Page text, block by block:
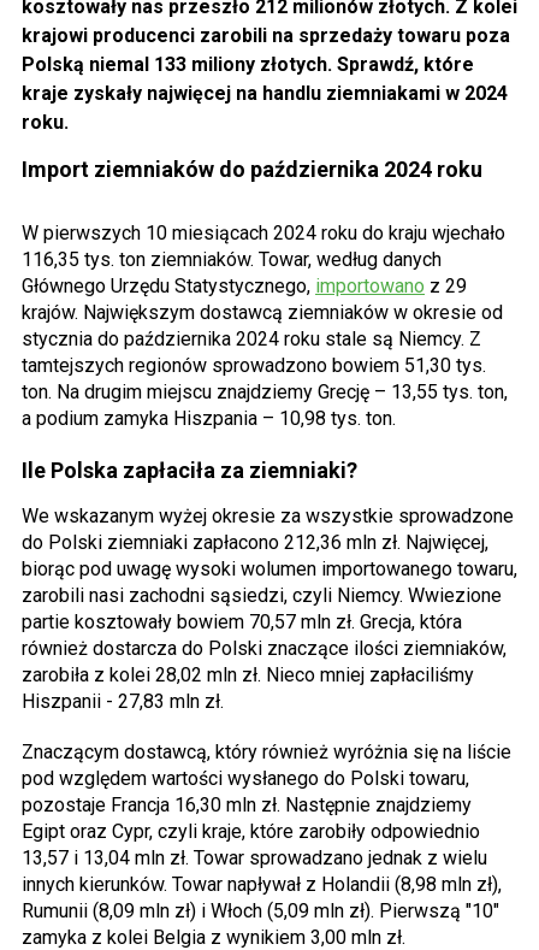
kosztowały nas przeszło 212 milionów złotych. Z kolei
krajowi producenci zarobili na sprzedaży towaru poza
Polską niemal 133 miliony złotych. Sprawdź, które
kraje zyskały najwięcej na handlu ziemniakami w 2024
roku.
Import ziemniaków do października 2024 roku
W pierwszych 10 miesiącach 2024 roku do kraju wjechało
116,35 tys. ton ziemniaków. Towar, według danych
Głównego Urzędu Statystycznego, importowano z 29
krajów. Największym dostawcą ziemniaków w okresie od
stycznia do października 2024 roku stale są Niemcy. Z
tamtejszych regionów sprowadzono bowiem 51,30 tys.
ton. Na drugim miejscu znajdziemy Grecję – 13,55 tys. ton,
a podium zamyka Hiszpania – 10,98 tys. ton.
Ile Polska zapłaciła za ziemniaki?
We wskazanym wyżej okresie za wszystkie sprowadzone
do Polski ziemniaki zapłacono 212,36 mln zł. Najwięcej,
biorąc pod uwagę wysoki wolumen importowanego towaru,
zarobili nasi zachodni sąsiedzi, czyli Niemcy. Wwiezione
partie kosztowały bowiem 70,57 mln zł. Grecja, która
również dostarcza do Polski znaczące ilości ziemniaków,
zarobiła z kolei 28,02 mln zł. Nieco mniej zapłaciliśmy
Hiszpanii - 27,83 mln zł.
Znaczącym dostawcą, który również wyróżnia się na liście
pod względem wartości wysłanego do Polski towaru,
pozostaje Francja 16,30 mln zł. Następnie znajdziemy
Egipt oraz Cypr, czyli kraje, które zarobiły odpowiednio
13,57 i 13,04 mln zł. Towar sprowadzano jednak z wielu
innych kierunków. Towar napływał z Holandii (8,98 mln zł),
Rumunii (8,09 mln zł) i Włoch (5,09 mln zł). Pierwszą "10"
zamyka z kolei Belgia z wynikiem 3,00 mln zł.